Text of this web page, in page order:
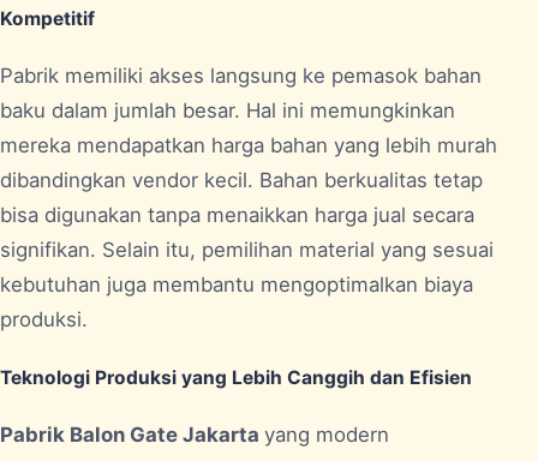
Kompetitif
Pabrik memiliki akses langsung ke pemasok bahan
baku dalam jumlah besar. Hal ini memungkinkan
mereka mendapatkan harga bahan yang lebih murah
dibandingkan vendor kecil. Bahan berkualitas tetap
bisa digunakan tanpa menaikkan harga jual secara
signifikan. Selain itu, pemilihan material yang sesuai
kebutuhan juga membantu mengoptimalkan biaya
produksi.
Teknologi Produksi yang Lebih Canggih dan Efisien
Pabrik Balon Gate Jakarta yang modern